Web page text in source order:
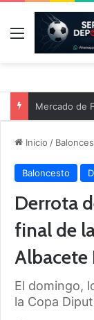
Menú
Inicio /
Baloncesto
Derrota
final de
Albacete
El domingo,
la Copa